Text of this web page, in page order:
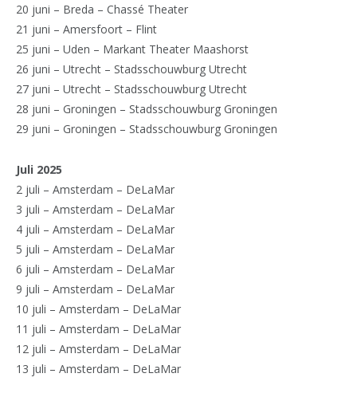
20 juni – Breda – Chassé Theater
21 juni – Amersfoort – Flint
25 juni – Uden – Markant Theater Maashorst
26 juni – Utrecht – Stadsschouwburg Utrecht
27 juni – Utrecht – Stadsschouwburg Utrecht
28 juni – Groningen – Stadsschouwburg Groningen
29 juni – Groningen – Stadsschouwburg Groningen
Juli 2025
2 juli – Amsterdam – DeLaMar
3 juli – Amsterdam – DeLaMar
4 juli – Amsterdam – DeLaMar
5 juli – Amsterdam – DeLaMar
6 juli – Amsterdam – DeLaMar
9 juli – Amsterdam – DeLaMar
10 juli – Amsterdam – DeLaMar
11 juli – Amsterdam – DeLaMar
12 juli – Amsterdam – DeLaMar
13 juli – Amsterdam – DeLaMar